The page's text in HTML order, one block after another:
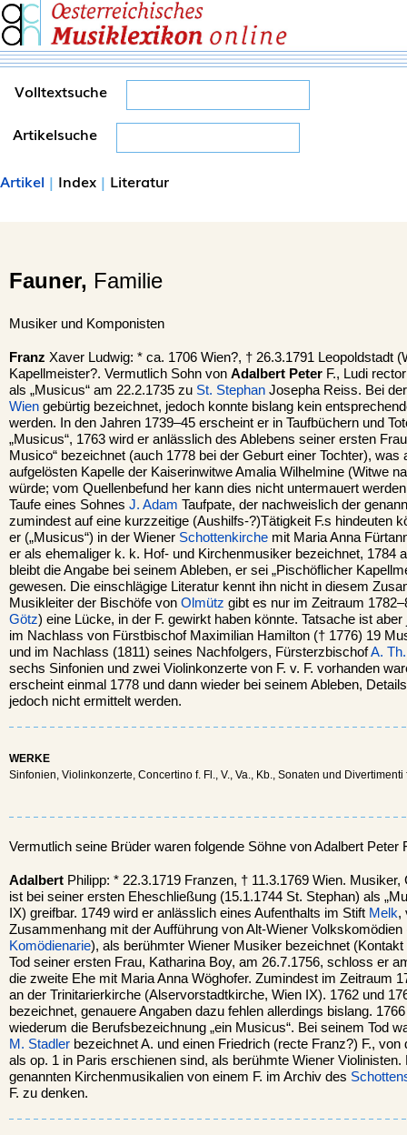
Volltextsuche
Artikelsuche
Artikel | Index | Literatur
Fauner, Familie
Musiker und Komponisten
Franz Xaver Ludwig: * ca. 1706 Wien?, † 26.3.1791 Leopoldstadt
Kapellmeister?. Vermutlich Sohn von Adalbert Peter F., Ludi
als „Musicus“ am 22.2.1735 zu St. Stephan Josepha Reiss. Bei
Wien gebürtig bezeichnet, jedoch konnte bislang kein
werden. In den Jahren 1739–45 erscheint er in Taufbüchern und
„Musicus“, 1763 wird er anlässlich des Ablebens seiner ersten
Musico“ bezeichnet (auch 1778 bei der Geburt einer Tochter), was
aufgelösten Kapelle der Kaiserinwitwe Amalia Wilhelmine (Witwe
würde; vom Quellenbefund her kann dies nicht untermauert
Taufe eines Sohnes J. Adam Taufpate, der nachweislich der
zumindest auf eine kurzzeitige (Aushilfs-?)Tätigkeit F.s hindeuten
er („Musicus“) in der Wiener Schottenkirche mit Maria Anna
er als ehemaliger k. k. Hof- und Kirchenmusiker bezeichnet, 1784
bleibt die Angabe bei seinem Ableben, er sei „Pischöflicher
gewesen. Die einschlägige Literatur kennt ihn nicht in diesem
Musikleiter der Bischöfe von Olmütz gibt es nur im Zeitraum
Götz) eine Lücke, in der F. gewirkt haben könnte. Tatsache ist
im Nachlass von Fürstbischof Maximilian Hamilton († 1776) 19
und im Nachlass (1811) seines Nachfolgers, FürsterzbischofA.
sechs Sinfonien und zwei Violinkonzerte von F. v. F. vorhanden
erscheint einmal 1778 und dann wieder bei seinem Ableben,
jedoch nicht ermittelt werden.
WERKE
Sinfonien, Violinkonzerte, Concertino f. Fl., V., Va., Kb., Sonaten und Divertimenti
Vermutlich seine Brüder waren folgende Söhne von Adalbert Peter
Adalbert Philipp: * 22.3.1719 Franzen, † 11.3.1769 Wien.
ist bei seiner ersten Eheschließung (15.1.1744 St. Stephan) als
IX) greifbar. 1749 wird er anlässlich eines Aufenthalts im Stift Melk,
Zusammenhang mit der Aufführung von Alt-Wiener Volkskomödien
Komödienarie), als berühmter Wiener Musiker bezeichnet
Tod seiner ersten Frau, Katharina Boy, am 26.7.1756, schloss er
die zweite Ehe mit Maria Anna Wöghofer. Zumindest im Zeitraum
an der Trinitarierkirche (Alservorstadtkirche, Wien IX). 1762 und
bezeichnet, genauere Angaben dazu fehlen allerdings bislang.
wiederum die Berufsbezeichnung „ein Musicus“. Bei seinem Tod
M. Stadler bezeichnet A. und einen Friedrich (recte Franz?) F.,
als op. 1 in Paris erschienen sind, als berühmte Wiener
genannten Kirchenmusikalien von einem F. im Archiv des
F. zu denken.